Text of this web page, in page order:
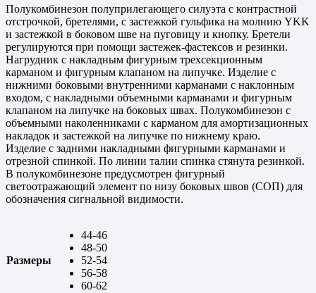
Полукомбинезон полуприлегающего силуэта с контрастной
отстрочкой, бретелями, с застежкой гульфика на молнию YKK
и застежкой в боковом шве на пуговицу и кнопку. Бретели
регулируются при помощи застежек-фастексов и резинки.
Нагрудник с накладным фигурным трехсекционным
карманом и фигурным клапаном на липучке. Изделие с
нижними боковыми внутренними карманами с наклонным
входом, с накладными объемными карманами и фигурным
клапаном на липучке на боковых швах. Полукомбинезон с
объемными наколенниками с карманом для амортизационных
накладок и застежкой на липучке по нижнему краю.
Изделие с задними накладными фигурными карманами и
отрезной спинкой. По линии талии спинка стянута резинкой.
В полукомбинезоне предусмотрен фигурный
светоотражающий элемент по низу боковых швов (СОП) для
обозначения сигнальной видимости.
Размеры
44-46
48-50
52-54
56-58
60-62